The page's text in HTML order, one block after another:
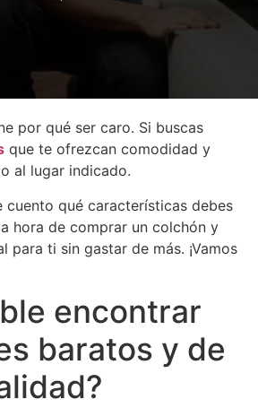
por qué ser caro. Si buscas
que te ofrezcan comodidad y
al lugar indicado.
cuento qué características debes
hora de comprar un colchón y
para ti sin gastar de más. ¡Vamos
encontrar
baratos y de